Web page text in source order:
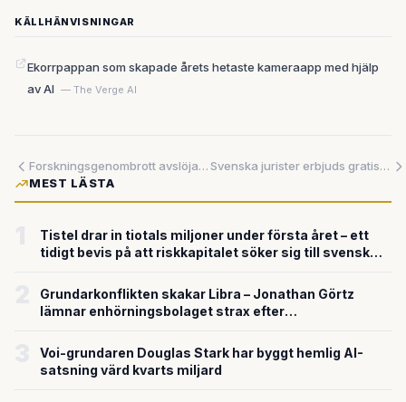
KÄLLHÄNVISNINGAR
Ekorrpappan som skapade årets hetaste kameraapp med hjälp
av AI — The Verge AI
Forskningsgenombrott avslöjar systematiska fel i AI:s nätverksanalys — och presenterar lösningar
Svenska jurister erbjuds gratis platser till internationell konferens om juridisk AI
MEST LÄSTA
Tistel drar in tiotals miljoner under första året – ett
tidigt bevis på att riskkapitalet söker sig till svensk
Grundarkonflikten skakar Libra – Jonathan Görtz
lämnar enhörningsbolaget strax efter
Voi-grundaren Douglas Stark har byggt hemlig AI-
satsning värd kvarts miljard